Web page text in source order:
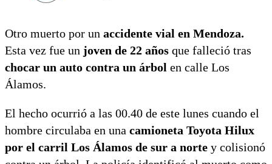
Otro muerto por un accidente vial en Mendoza.
Esta vez fue un joven de 22 años que falleció tras
chocar un auto contra un árbol en calle Los
Álamos.
El hecho ocurrió a las 00.40 de este lunes cuando el
hombre circulaba en una camioneta Toyota Hilux
por el carril Los Álamos de sur a norte y colisionó